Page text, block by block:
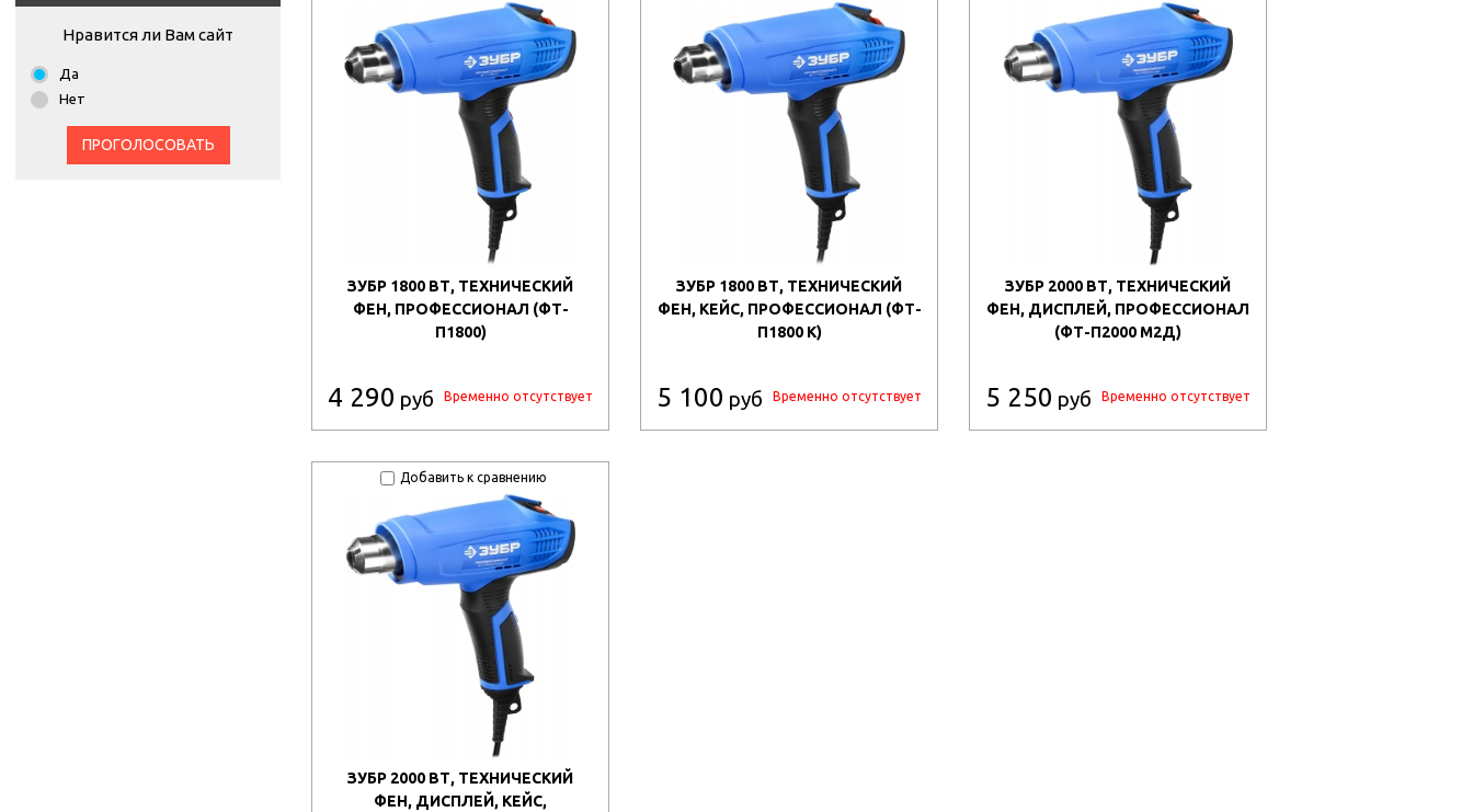
Нравится ли Вам сайт
Да
Нет
ПРОГОЛОСОВАТЬ
ЗУБР 1800 ВТ, ТЕХНИЧЕСКИЙ
ФЕН, ПРОФЕССИОНАЛ (ФТ-
П1800)
4 290 руб Временно отсутствует
ЗУБР 1800 ВТ, ТЕХНИЧЕСКИЙ
ФЕН, КЕЙС, ПРОФЕССИОНАЛ (ФТ-
П1800 К)
5 100 руб Временно отсутствует
ЗУБР 2000 ВТ, ТЕХНИЧЕСКИЙ
ФЕН, ДИСПЛЕЙ, ПРОФЕССИОНАЛ
(ФТ-П2000 М2Д)
5 250 руб Временно отсутствует
Добавить к сравнению
ЗУБР 2000 ВТ, ТЕХНИЧЕСКИЙ
ФЕН, ДИСПЛЕЙ, КЕЙС,